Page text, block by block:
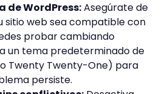
de WordPress:Asegúrate de
sitio web sea compatible con
probar cambiando
un tema predeterminado de
Twenty Twenty-One) para
persiste.